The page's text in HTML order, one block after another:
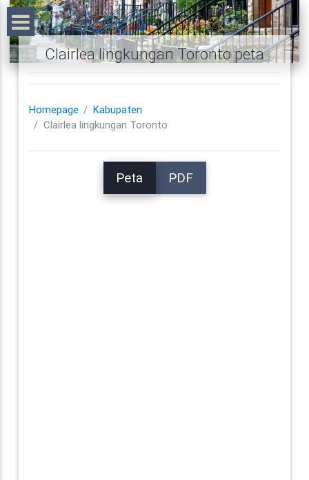
Clairlea lingkungan Toronto peta
Homepage
Kabupaten
Clairlea lingkungan Toronto
Peta PDF